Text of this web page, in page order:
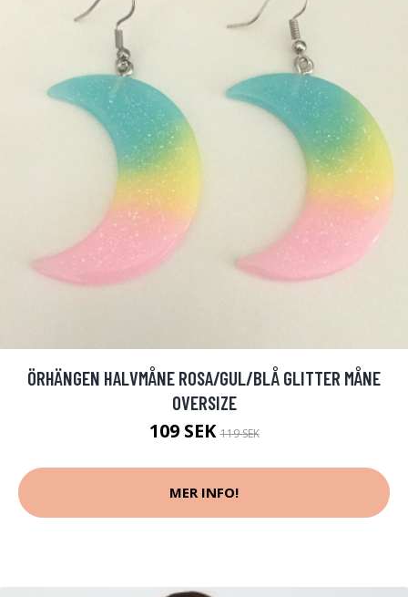
ÖRHÄNGEN HALVMÅNE ROSA/GUL/BLÅ GLITTER MÅNE
OVERSIZE
109 SEK119 SEK
MER INFO!